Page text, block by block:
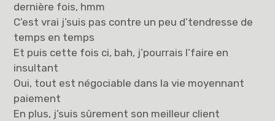
dernière fois, hmm
C’est vrai j’suis pas contre un peu d’tendresse de
temps en temps
Et puis cette fois ci, bah, j’pourrais l’faire en
insultant
Oui, tout est négociable dans la vie moyennant
paiement
En plus, j’suis sûrement son meilleur client